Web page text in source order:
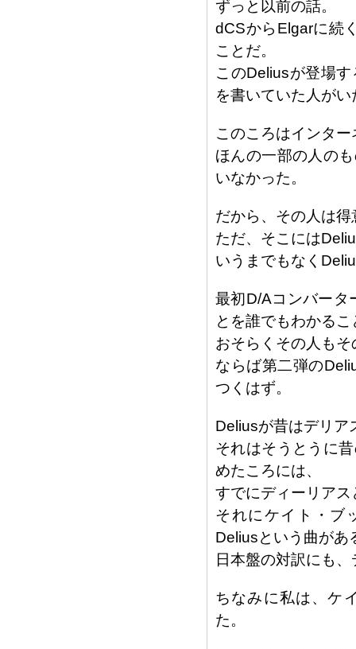
ずっと以前の話。
dCSからElgarに続
ことだ。
このDeliusが登場
を書いていた人がい
このころはインタ
ほんの一部の人の
いなかった。
だから、その人は
ただ、そこには
いうまでもなく
最初D/Aコンバータ
とを誰でもわかるこ
おそらくその人も
ならば第二弾の
つくはず。
Deliusが昔はデリア
それはそうとうに
めたころには、
すでにディーリア
それにケイト・ブ
Deliusという曲があ
日本盤の対訳にも
ちなみに私は、ケ
た。